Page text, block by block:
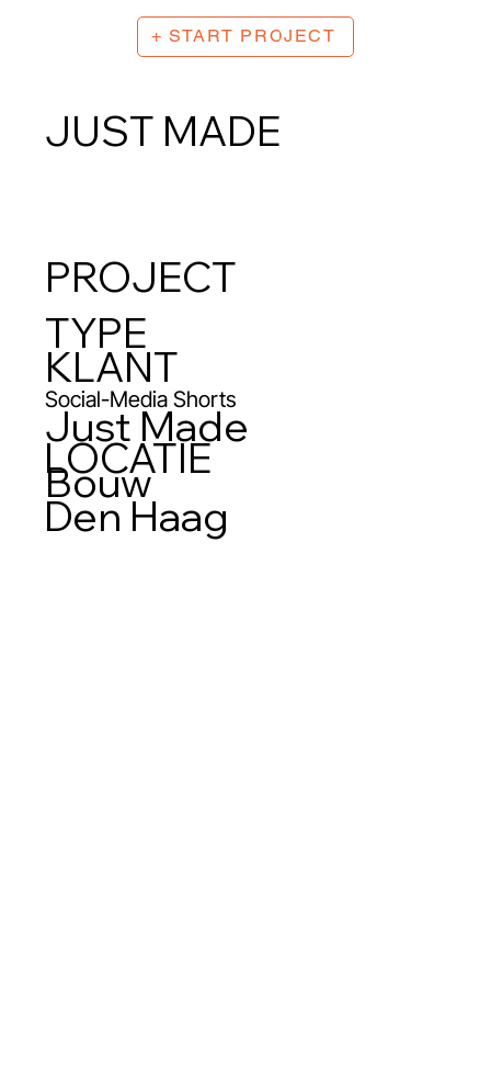
+ START PROJECT
JUST MADE
PROJECT
TYPE
Social-Media Shorts
KLANT
Just Made
Bouw
LOCATIE
Den Haag